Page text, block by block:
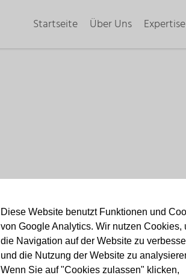
Diese Website benutzt Funktionen und
von Google Analytics. Wir nutzen Cookies,
die Navigation auf der Website zu
und die Nutzung der Website zu
Wenn Sie auf "Cookies zulassen" klicken,
Startseite Über Uns Expertise